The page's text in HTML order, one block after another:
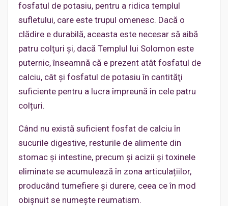
fosfatul de potasiu, pentru a ridica templul
sufletului, care este trupul omenesc. Dacă o
clădire e durabilă, aceasta este necesar să aibă
patru colţuri și, dacă Templul lui Solomon este
puternic, înseamnă că e prezent atât fosfatul de
calciu, cât și fosfatul de potasiu în cantităţi
suficiente pentru a lucra împreună în cele patru
colțuri.
Când nu există suficient fosfat de calciu în
sucurile digestive, resturile de alimente din
stomac și intestine, precum și acizii și toxinele
eliminate se acumulează în zona articulațiilor,
producând tumefiere și durere, ceea ce în mod
obişnuit se numeşte reumatism.